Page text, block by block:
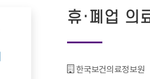
휴·폐업 의
기관명 :
한국보건의료정보원